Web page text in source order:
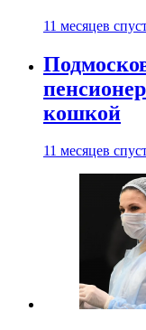
11 месяцев
кошкой
11 месяцев